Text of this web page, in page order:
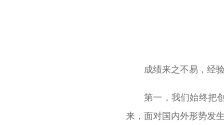
成绩来之不易，经
第一，我们始终把
来，面对国内外形势发